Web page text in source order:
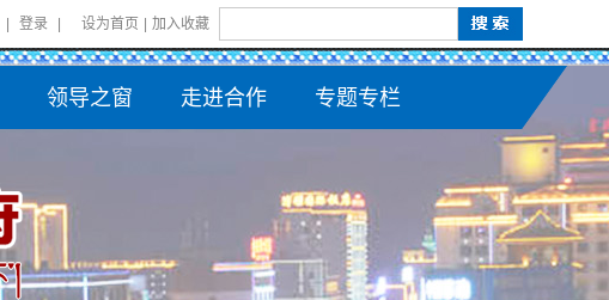
登录 设为首页 加入收藏
领导之窗 走进合作 专题专栏